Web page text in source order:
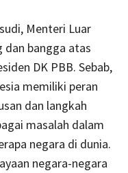
Menteri Luar
dan bangga atas
DK PBB. Sebab,
memiliki peran
dan langkah
masalah dalam
negara di dunia.
negara-negara